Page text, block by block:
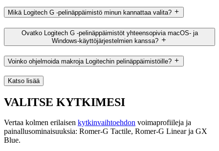
Mikä Logitech G -pelinäppäimistö minun kannattaa valita?
Ovatko Logitech G -pelinäppäimistöt yhteensopivia macOS- ja
Windows-käyttöjärjestelmien kanssa?
Voinko ohjelmoida makroja Logitechin pelinäppäimistöille?
Katso lisää
VALITSE KYTKIMESI
Vertaa kolmen erilaisen kytkinvaihtoehdon voimaprofiileja ja
painallusominaisuuksia: Romer-G Tactile, Romer-G Linear ja GX
Blue.